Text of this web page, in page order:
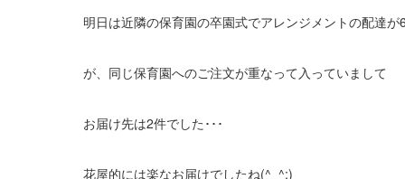
明日は近隣の保育園の卒園式でアレンジメントの配達が
が、同じ保育園へのご注文が重なって入っていまして
お届け先は2件でした･･･
花屋的には楽なお届けでしたね(^_^;)